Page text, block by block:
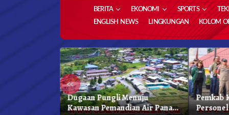
BERITA EKONOMI SPORTS
ENGLISH NEWS
LINGKUNGAN KOLOM
«
Dugaan Pungli Menuju
Kawasan Pemandian Air Panas
Pemkab